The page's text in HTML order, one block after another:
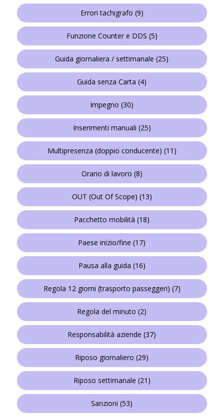
Errori tachigrafo (9)
Funzione Counter e DDS (5)
Guida giornaliera / settimanale (25)
Guida senza Carta (4)
Impegno (30)
Inserimenti manuali (25)
Multipresenza (doppio conducente) (11)
Orario di lavoro (8)
OUT (Out Of Scope) (13)
Pacchetto mobilità (18)
Paese inizio/fine (17)
Pausa alla guida (16)
Regola 12 giorni (trasporto passeggeri) (7)
Regola del minuto (2)
Responsabilità aziende (37)
Riposo giornaliero (29)
Riposo settimanale (21)
Sanzioni (53)